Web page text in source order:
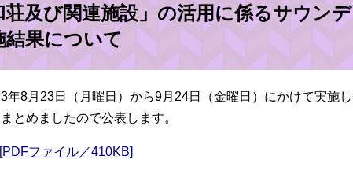
荘及び関連施設」の活用に係るサウン
結果について
年8月23日（月曜日）から9月24日（金曜日）にかけて実施
とめましたので公表します。
ファイル／410KB]